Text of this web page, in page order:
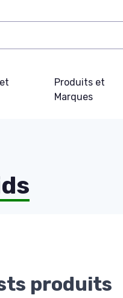
Produits et
Marques
produits